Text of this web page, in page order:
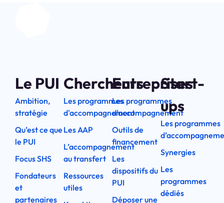
Le PUI
Ambition,
stratégie
Qu’est ce que
le PUI
Focus SHS
Fondateurs
et
partenaires
Chercheurs
Les programmes
d'accompagnement
Les AAP
L’accompagnement
au transfert
Ressources
utiles
Entreprises
Les programmes
d'accompagnement
Outils de
financement
Les
dispositifs du
PUI
Déposer une
Start-
ups
Les programmes
Synergies
Les
programmes
dédiés